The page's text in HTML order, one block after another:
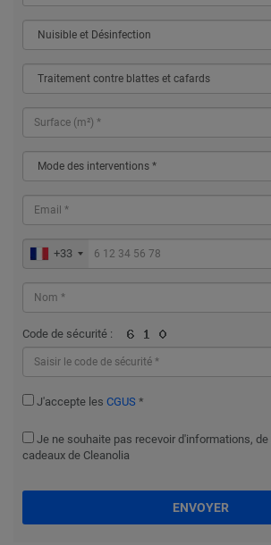
+33
Code de sécurité :
J'accepte les CGUS *
Je ne souhaite pas recevoir d'informations,
cadeaux de Cleanolia
ENVOYER